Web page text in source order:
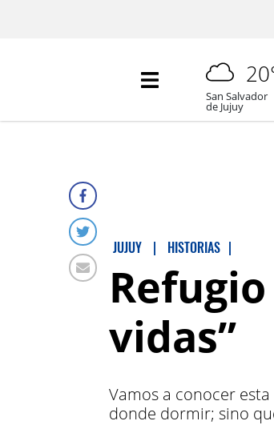
San Salvador
de Jujuy
JUJUY | HISTORIAS |
vidas”
Vamos a conocer
donde dormir; sino